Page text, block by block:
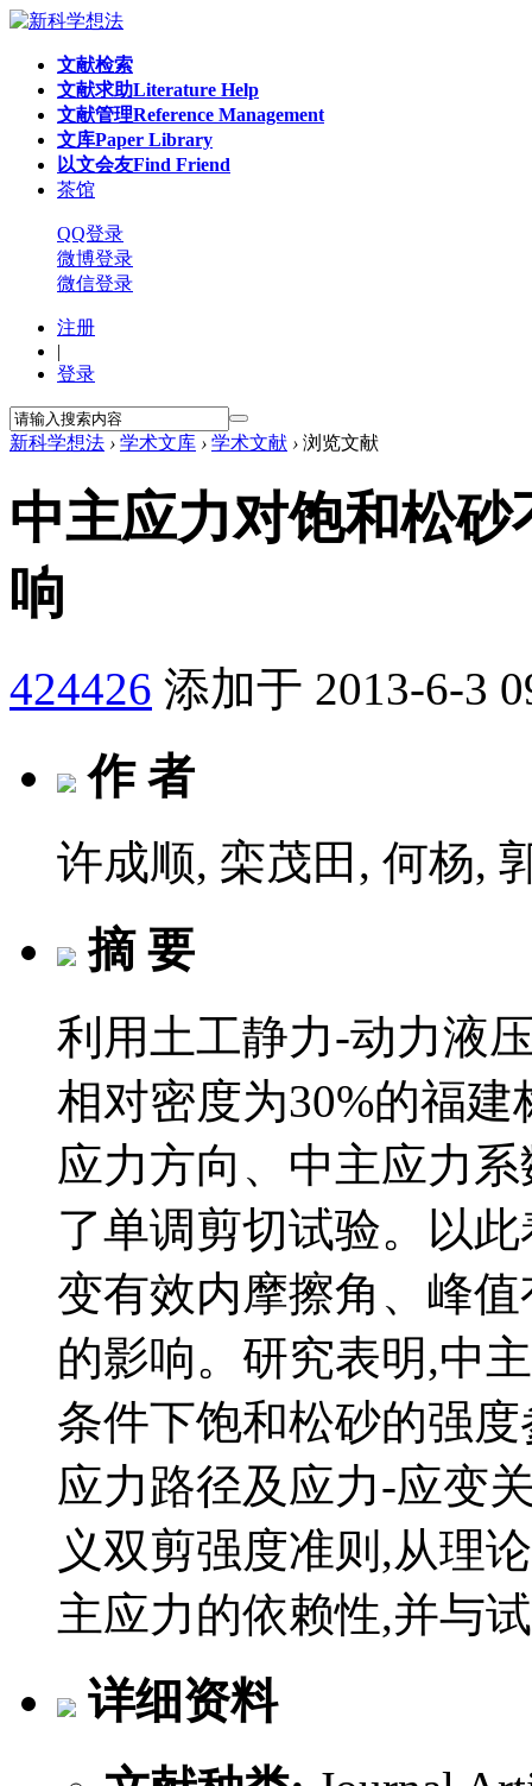
文献检索
文献求助Literature Help
文献管理Reference Management
文库Paper Library
以文会友Find Friend
茶馆
QQ登录
微博登录
微信登录
注册
|
登录
新科学想法 › 学术文库 › 学术文献 › 浏览文献
中主应力对饱和松
响
424426 添加于 2013-6-3
作 者
许成顺, 栾茂田, 何杨,
摘 要
利用土工静力-动力液
相对密度为30%的福
应力方向、中主应力
了单调剪切试验。以
变有效内摩擦角、峰
的影响。研究表明,中
条件下饱和松砂的强
应力路径及应力-应变
义双剪强度准则,从理
主应力的依赖性,并与
详细资料